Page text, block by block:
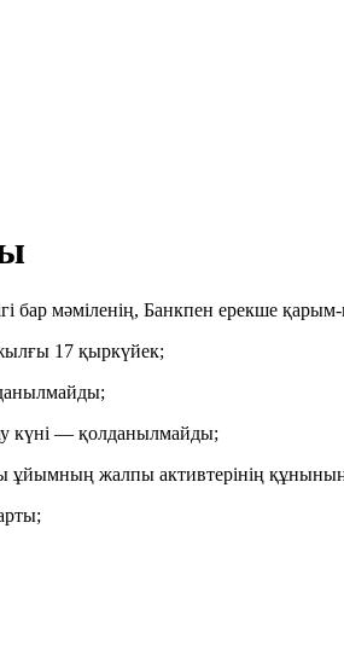
бар мәміленің, Банкпен ерекше
17 қыркүйек;
күні — қолданылмайды;
ұйымның жалпы активтерінің